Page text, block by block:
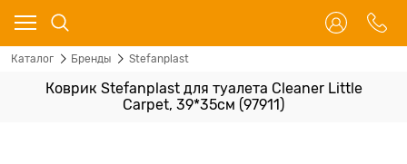
Каталог Бренды Stefanplast
Коврик Stefanplast для туалета Cleaner Little
Carpet, 39*35см (97911)